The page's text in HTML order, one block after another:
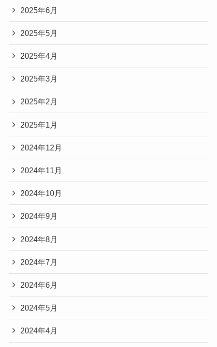
2025年6月
2025年5月
2025年4月
2025年3月
2025年2月
2025年1月
2024年12月
2024年11月
2024年10月
2024年9月
2024年8月
2024年7月
2024年6月
2024年5月
2024年4月